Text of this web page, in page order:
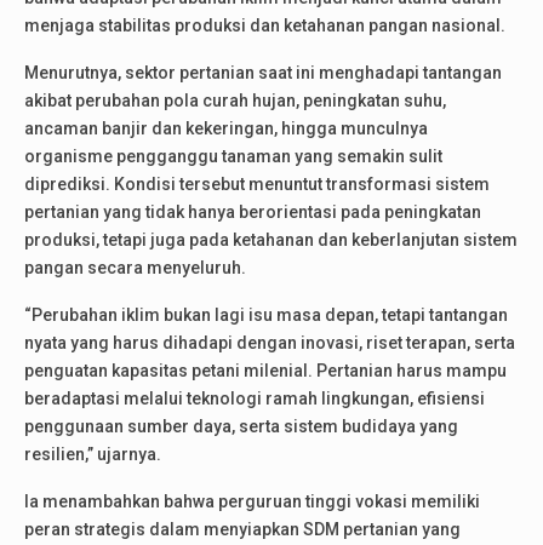
menjaga stabilitas produksi dan ketahanan pangan nasional.
Menurutnya, sektor pertanian saat ini menghadapi tantangan
akibat perubahan pola curah hujan, peningkatan suhu,
ancaman banjir dan kekeringan, hingga munculnya
organisme pengganggu tanaman yang semakin sulit
diprediksi. Kondisi tersebut menuntut transformasi sistem
pertanian yang tidak hanya berorientasi pada peningkatan
produksi, tetapi juga pada ketahanan dan keberlanjutan sistem
pangan secara menyeluruh.
“Perubahan iklim bukan lagi isu masa depan, tetapi tantangan
nyata yang harus dihadapi dengan inovasi, riset terapan, serta
penguatan kapasitas petani milenial. Pertanian harus mampu
beradaptasi melalui teknologi ramah lingkungan, efisiensi
penggunaan sumber daya, serta sistem budidaya yang
resilien,” ujarnya.
Ia menambahkan bahwa perguruan tinggi vokasi memiliki
peran strategis dalam menyiapkan SDM pertanian yang